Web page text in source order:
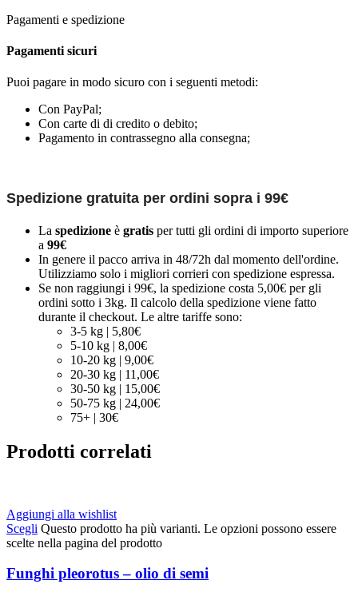
Pagamenti e spedizione
Pagamenti sicuri
Puoi pagare in modo sicuro con i seguenti metodi:
Con PayPal;
Con carte di di credito o debito;
Pagamento in contrassegno alla consegna;
Spedizione gratuita per ordini sopra i 99€
La spedizione è gratis per tutti gli ordini di importo superiore
a 99€
In genere il pacco arriva in 48/72h dal momento dell'ordine.
Utilizziamo solo i migliori corrieri con spedizione espressa.
Se non raggiungi i 99€, la spedizione costa 5,00€ per gli
ordini sotto i 3kg. Il calcolo della spedizione viene fatto
durante il checkout. Le altre tariffe sono:
3-5 kg | 5,80€
5-10 kg | 8,00€
10-20 kg | 9,00€
20-30 kg | 11,00€
30-50 kg | 15,00€
50-75 kg | 24,00€
75+ | 30€
Prodotti correlati
Aggiungi alla wishlist
Scegli Questo prodotto ha più varianti. Le opzioni possono essere
scelte nella pagina del prodotto
Funghi pleorotus – olio di semi